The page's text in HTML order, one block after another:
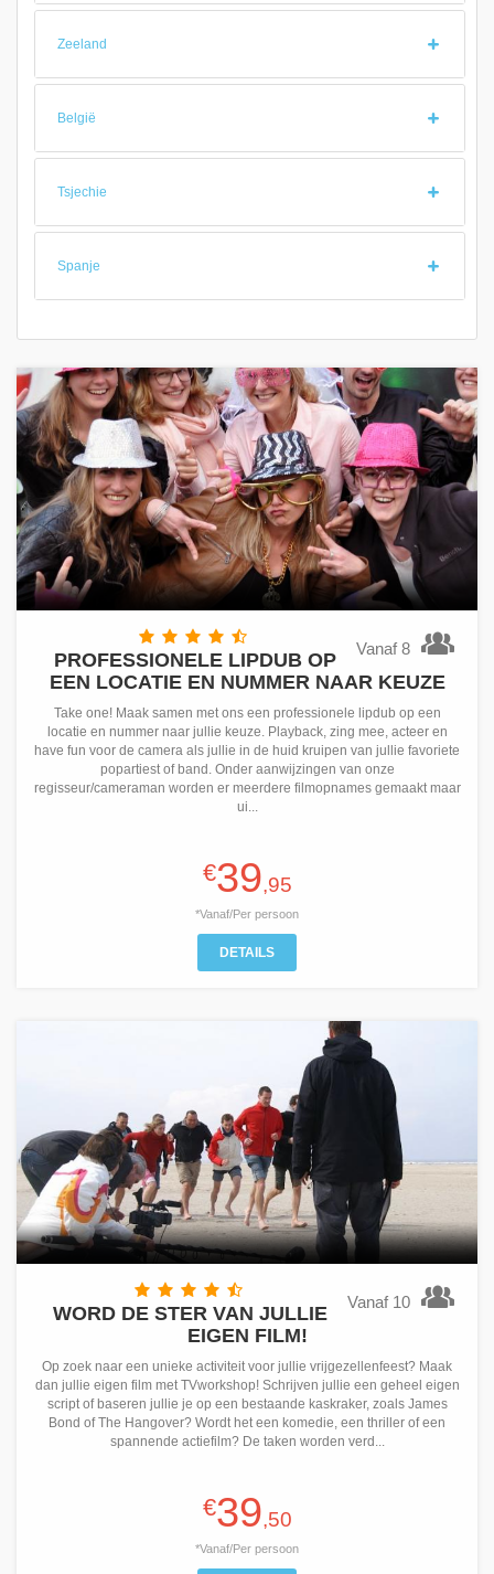
Zeeland
België
Tsjechie
Spanje
Vanaf 8
PROFESSIONELE LIPDUB OP
EEN LOCATIE EN NUMMER NAAR KEUZE
Take one! Maak samen met ons een professionele lipdub op een
locatie en nummer naar jullie keuze. Playback, zing mee, acteer en
have fun voor de camera als jullie in de huid kruipen van jullie favoriete
popartiest of band. Onder aanwijzingen van onze
regisseur/cameraman worden er meerdere filmopnames gemaakt maar
ui...
€39,95
*Vanaf/Per persoon
DETAILS
Vanaf 10
WORD DE STER VAN JULLIE
EIGEN FILM!
Op zoek naar een unieke activiteit voor jullie vrijgezellenfeest? Maak
dan jullie eigen film met TVworkshop! Schrijven jullie een geheel eigen
script of baseren jullie je op een bestaande kaskraker, zoals James
Bond of The Hangover? Wordt het een komedie, een thriller of een
spannende actiefilm? De taken worden verd...
€39,50
*Vanaf/Per persoon